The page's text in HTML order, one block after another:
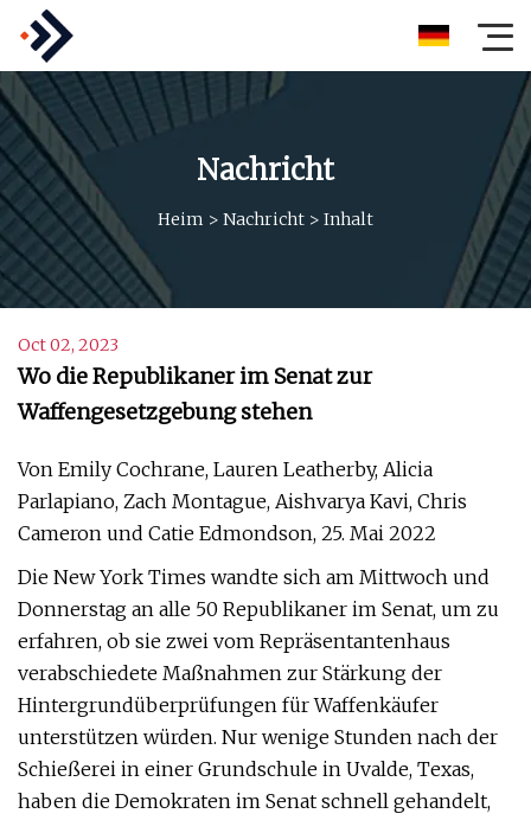
Nachricht
Heim > Nachricht > Inhalt
Oct 02, 2023
Wo die Republikaner im Senat zur
Waffengesetzgebung stehen
Von Emily Cochrane, Lauren Leatherby, Alicia
Parlapiano, Zach Montague, Aishvarya Kavi, Chris
Cameron und Catie Edmondson, 25. Mai 2022
Die New York Times wandte sich am Mittwoch und
Donnerstag an alle 50 Republikaner im Senat, um zu
erfahren, ob sie zwei vom Repräsentantenhaus
verabschiedete Maßnahmen zur Stärkung der
Hintergrundüberprüfungen für Waffenkäufer
unterstützen würden. Nur wenige Stunden nach der
Schießerei in einer Grundschule in Uvalde, Texas,
haben die Demokraten im Senat schnell gehandelt,